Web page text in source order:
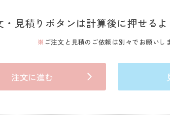
・見積りボタンは計算後に押せるよ
ご注文と見積のご依頼は別々でお願いし
注文に進む